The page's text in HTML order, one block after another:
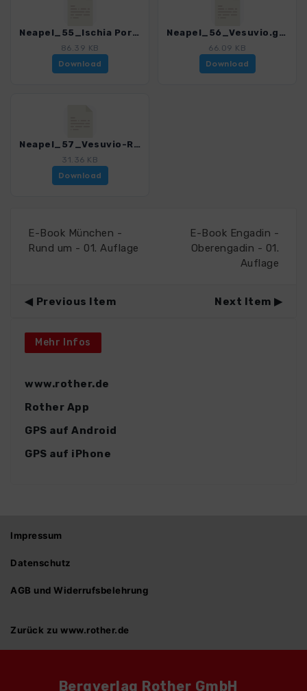
Neapel_55_Ischia Porto - Forio.gpx
86.39 KB
Download
Neapel_56_Vesuvio.gpx
66.09 KB
Download
Neapel_57_Vesuvio-Rundweg.gpx
31.36 KB
Download
E-Book München -
Rund um - 01. Auflage
E-Book Engadin -
Oberengadin - 01.
Auflage
Previous Item Next Item
Mehr Infos
www.rother.de
Rother App
GPS auf Android
GPS auf iPhone
Impressum
Datenschutz
AGB und Widerrufsbelehrung
Zurück zu www.rother.de
Bergverlag Rother GmbH